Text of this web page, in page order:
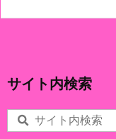
サイト内検索